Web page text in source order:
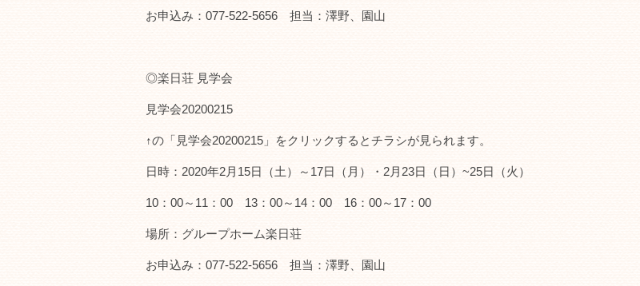
お申込み：077-522-5656 担当：澤野、園山
◎楽日荘 見学会
見学会20200215
↑の「見学会20200215」をクリックするとチラシが見られます。
日時：2020年2月15日（土）～17日（月）・2月23日（日）~25日（火）
10：00～11：00 13：00～14：00 16：00～17：00
場所：グループホーム楽日荘
お申込み：077-522-5656 担当：澤野、園山